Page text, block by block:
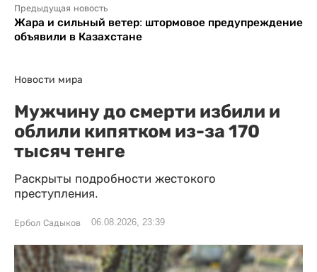
Предыдущая новость
Жара и сильный ветер: штормовое предупреждение
объявили в Казахстане
Новости мира
Мужчину до смерти избили и
облили кипятком из-за 170
тысяч тенге
Раскрыты подробности жестокого
преступления.
Ербол Садыков 06.08.2026, 23:39